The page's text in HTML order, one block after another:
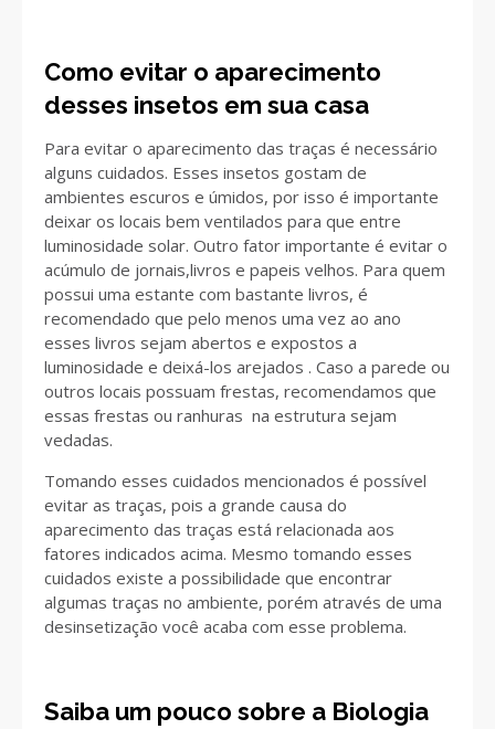
Como evitar o aparecimento
desses insetos em sua casa
Para evitar o aparecimento das traças é necessário
alguns cuidados. Esses insetos gostam de
ambientes escuros e úmidos, por isso é importante
deixar os locais bem ventilados para que entre
luminosidade solar. Outro fator importante é evitar o
acúmulo de jornais,livros e papeis velhos. Para quem
possui uma estante com bastante livros, é
recomendado que pelo menos uma vez ao ano
esses livros sejam abertos e expostos a
luminosidade e deixá-los arejados . Caso a parede ou
outros locais possuam frestas, recomendamos que
essas frestas ou ranhuras na estrutura sejam
vedadas.
Tomando esses cuidados mencionados é possível
evitar as traças, pois a grande causa do
aparecimento das traças está relacionada aos
fatores indicados acima. Mesmo tomando esses
cuidados existe a possibilidade que encontrar
algumas traças no ambiente, porém através de uma
desinsetização você acaba com esse problema.
Saiba um pouco sobre a Biologia